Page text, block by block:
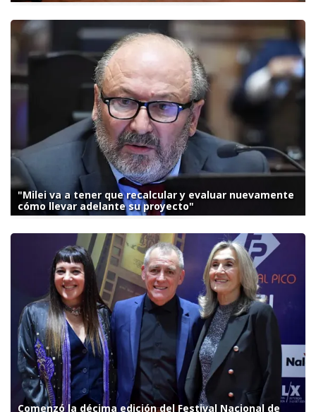
"Milei va a tener que recalcular y evaluar nuevamente
cómo llevar adelante su proyecto"
Comenzó la décima edición del Festival Nacional de